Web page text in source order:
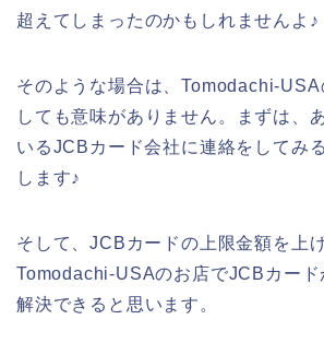
超えてしまったのかもしれませんよ♪
そのような場合は、Tomodachi-USA
しても意味がありません。まずは、
いるJCBカード会社に連絡をしてみ
します♪
そして、JCBカードの上限金額を上
Tomodachi-USAのお店でJCBカード
解決できると思います。